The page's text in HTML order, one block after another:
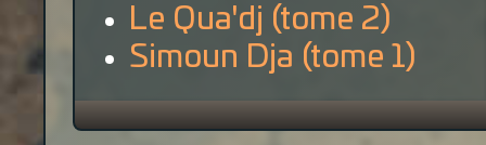
Le Qua'dj (tome 2)
Simoun Dja (tome 1)